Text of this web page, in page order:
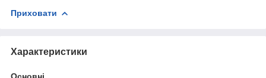
Приховати
Характеристики
Основні